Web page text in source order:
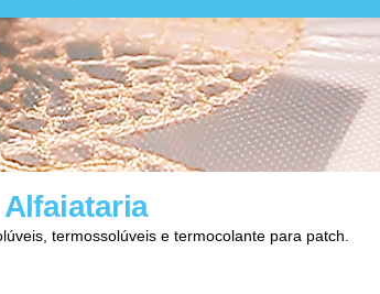
Alfaiataria
termossolúveis e termocolante para patch.